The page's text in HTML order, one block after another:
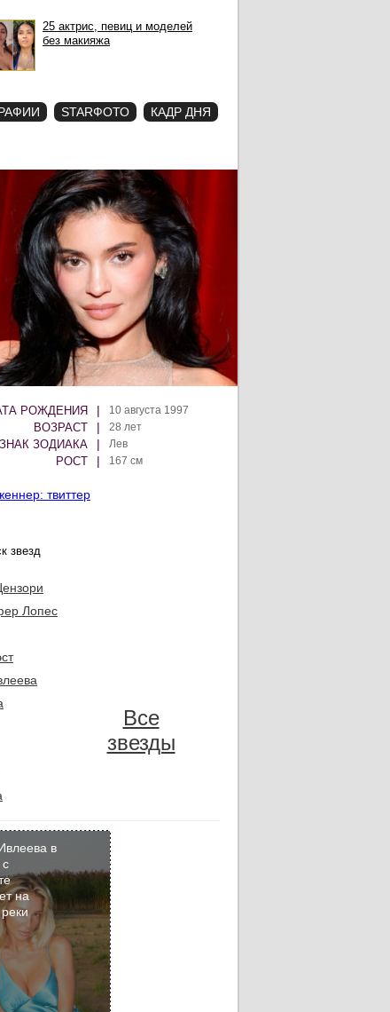
25 актрис, певиц и моделей
без макияжа
STARФОТО КАДР ДНЯ
РОЖДЕНИЯ | 10 августа 1997
ВОЗРАСТ | 28 лет
ЗНАК ЗОДИАКА | Лев
РОСТ | 167 см
твиттер
Лопес
Все
звезды
в
с
на